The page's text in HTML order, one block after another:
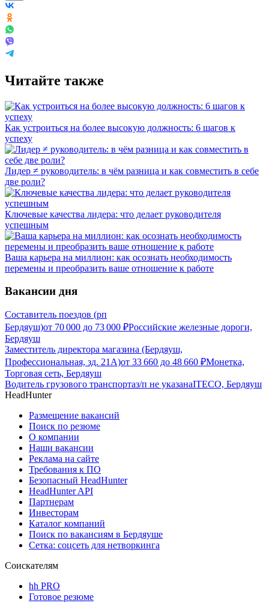
Читайте также
Как устроиться на более высокую должность: 6 шагов к
успеху
Лидер ≠ руководитель: в чём разница и как совместить в себе
две роли?
Ключевые качества лидера: что делает руководителя
успешным
Ваша карьера на миллион: как осознать необходимость
перемены и преобразить ваше отношение к работе
Вакансии дня
Составитель поездов (рп
Бердяуш)от 70 000 до 73 000 ₽Российские железные дороги,
Бердяуш
Заместитель директора магазина (Бердяуш,
Профессиональная, зд. 21А)от 33 660 до 48 660 ₽Монетка,
Торговая сеть, Бердяуш
Водитель грузового транспортаз/п не указанаITECO, Бердяуш
HeadHunter
Размещение вакансий
Поиск по резюме
О компании
Наши вакансии
Реклама на сайте
Требования к ПО
Безопасный HeadHunter
HeadHunter API
Партнерам
Инвесторам
Каталог компаний
Поиск по вакансиям в Бердяуше
Сетка: соцсеть для нетворкинга
Соискателям
hh PRO
Готовое резюме